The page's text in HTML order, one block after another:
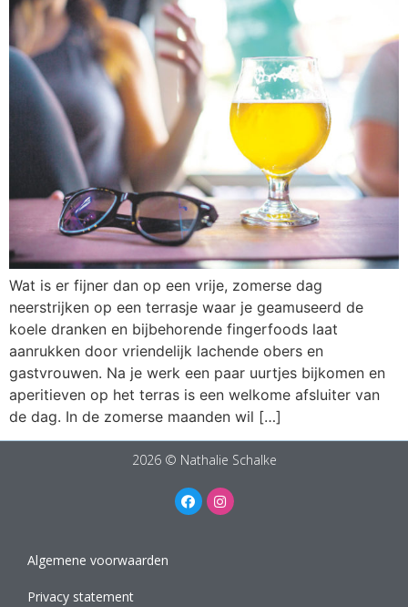
Wat is er fijner dan op een vrije, zomerse dag
neerstrijken op een terrasje waar je geamuseerd de
koele dranken en bijbehorende fingerfoods laat
aanrukken door vriendelijk lachende obers en
gastvrouwen. Na je werk een paar uurtjes bijkomen en
aperitieven op het terras is een welkome afsluiter van
de dag. In de zomerse maanden wil […]
2026 © Nathalie Schalke
Algemene voorwaarden
Privacy statement